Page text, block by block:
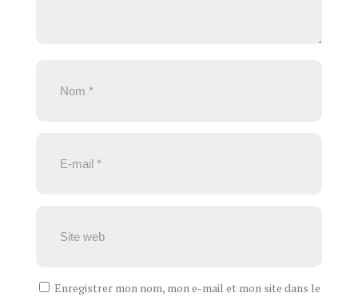
Enregistrer mon nom, mon e-mail et mon site dans le